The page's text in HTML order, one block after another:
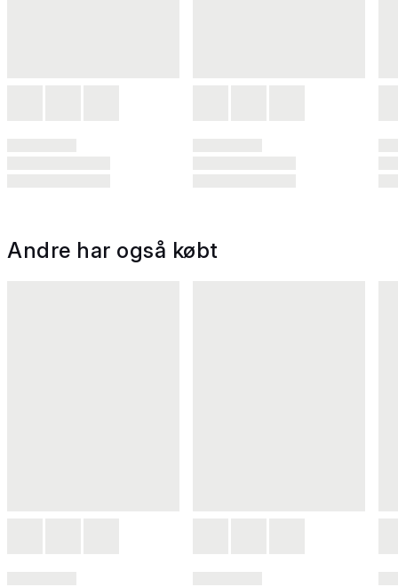
Andre har også købt